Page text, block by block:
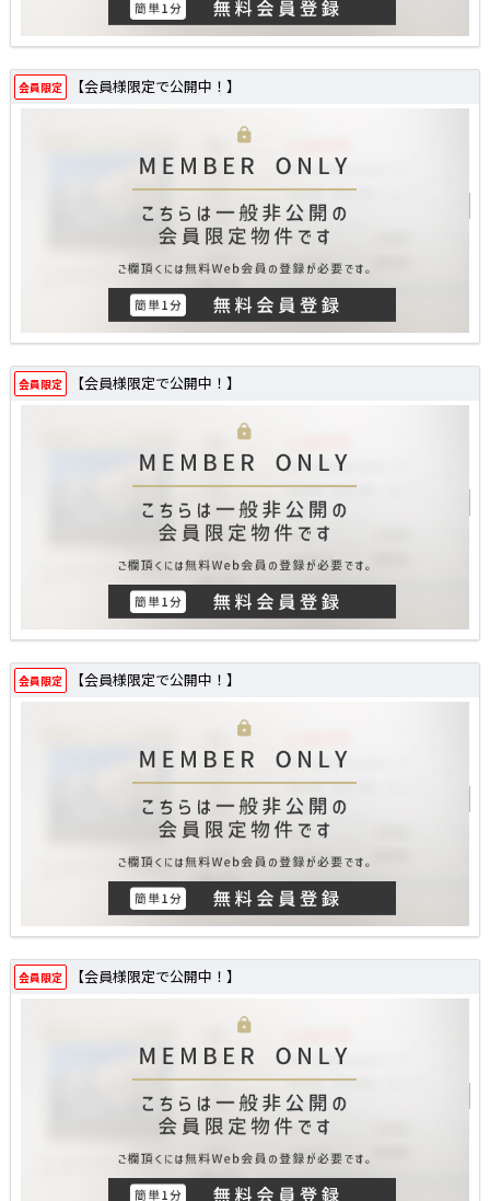
会員限定 【会員様限定で公開中！】
会員限定 【会員様限定で公開中！】
会員限定 【会員様限定で公開中！】
会員限定 【会員様限定で公開中！】